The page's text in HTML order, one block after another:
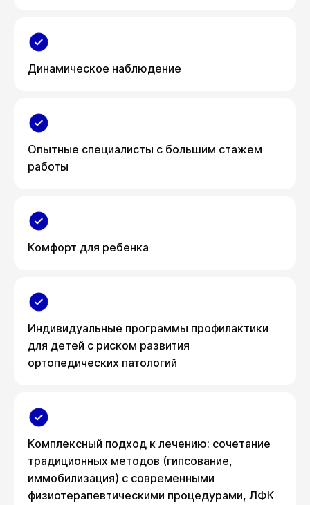
Динамическое наблюдение
Опытные специалисты с большим стажем
работы
Комфорт для ребенка
Индивидуальные программы профилактики
для детей с риском развития
ортопедических патологий
Комплексный подход к лечению: сочетание
традиционных методов (гипсование,
иммобилизация) с современными
физиотерапевтическими процедурами, ЛФК